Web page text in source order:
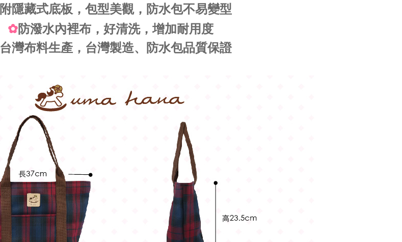
附隱藏式底板，包型美觀，防水包不易變型
✿防潑水內裡布，好清洗，增加耐用度
台灣布料生產，台灣製造、防水包品質保證